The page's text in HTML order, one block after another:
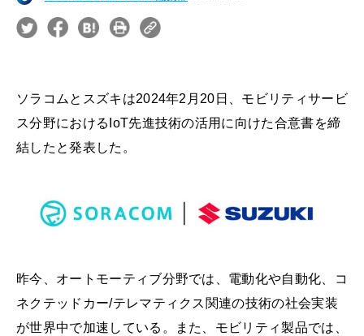
ソラコムとスズキは2024年2月20日、モビリティサービ
ス分野におけるIoT先進技術の活用に向けた合意書を締
結したと発表した。
昨今、オートモーティブ分野では、電動化や自動化、コ
ネクテッドカー/テレマティクス関連の技術の社会実装
が世界中で加速している。また、モビリティ製品では、